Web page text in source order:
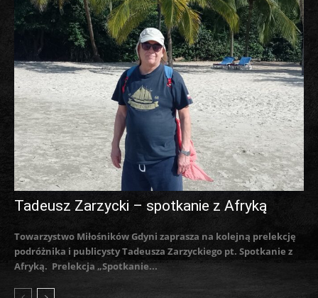
Tadeusz Zarzycki – spotkanie z Afryką
Towarzystwo Miłośników Gdyni zaprasza na kolejną prelekcję
podróżnika i publicysty Tadeusza Zarzyckiego pt. Spotkanie z
Afryką. Prelekcja „Spotkanie...